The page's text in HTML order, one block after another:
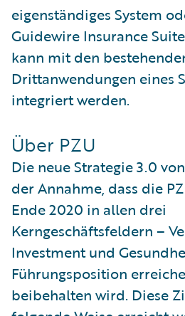
eigenständiges System
Guidewire Insurance
kann mit den
Drittanwendungen eines
integriert werden.
Über PZU
Die neue Strategie 3.0
der Annahme, dass die
Ende 2020 in allen drei
Kerngeschäftsfeldern –
Investment und
Führungsposition
beibehalten wird. Diese